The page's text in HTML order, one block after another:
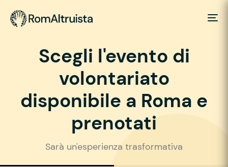
Scegli l'evento di
volontariato
disponibile a Roma e
prenotati
Sarà un'esperienza trasformativa